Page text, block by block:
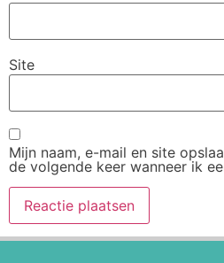
Site
Mijn naam, e-mail en site
de volgende keer wanneer ik